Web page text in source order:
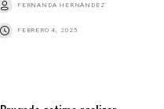
FERNANDA HERNÁNDEZ
FEBRERO 4, 2025